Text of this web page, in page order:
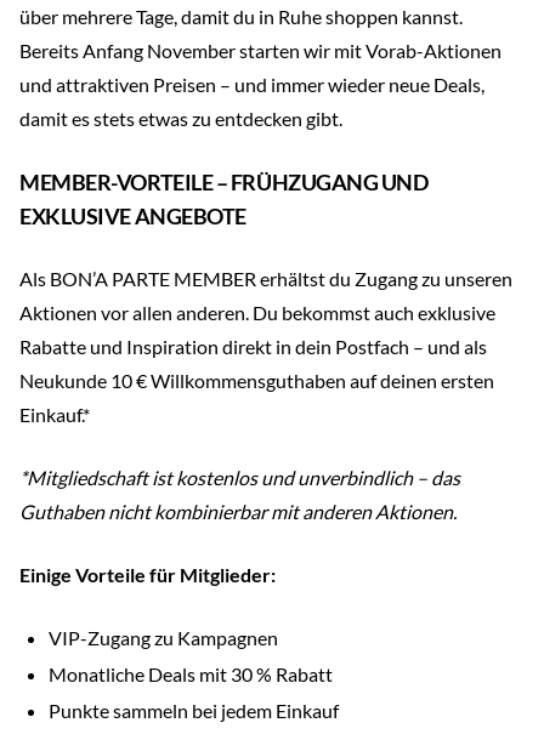
über mehrere Tage, damit du in Ruhe shoppen kannst.
Bereits Anfang November starten wir mit Vorab-Aktionen
und attraktiven Preisen – und immer wieder neue Deals,
damit es stets etwas zu entdecken gibt.
MEMBER-VORTEILE – FRÜHZUGANG UND
EXKLUSIVE ANGEBOTE
Als BON’A PARTE MEMBER erhältst du Zugang zu unseren
Aktionen vor allen anderen. Du bekommst auch exklusive
Rabatte und Inspiration direkt in dein Postfach – und als
Neukunde 10 € Willkommensguthaben auf deinen ersten
Einkauf.*
*Mitgliedschaft ist kostenlos und unverbindlich – das
Guthaben nicht kombinierbar mit anderen Aktionen.
Einige Vorteile für Mitglieder:
VIP-Zugang zu Kampagnen
Monatliche Deals mit 30 % Rabatt
Punkte sammeln bei jedem Einkauf